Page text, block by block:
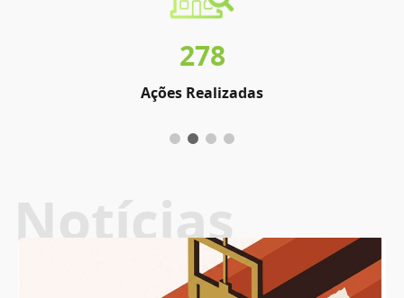
278
Ações Realizadas
Notícias